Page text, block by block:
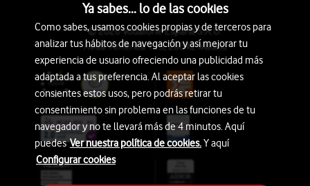
© 2026 Vodafone España S.A.U.
Avda. América 115, 28042 Madrid
Ya sabes... lo de las cookies
Como sabes, usamos cookies propias y de terceros para
analizar tus hábitos de navegación y así mejorar tu
experiencia de usuario ofreciendo una publicidad más
adaptada a tus preferencia. Al aceptar las cookies
consientes estos usos, pero podrás retirar tu
consentimiento sin problema en las funciones de tu
navegador y no te llevará más de 4 minutos. Aquí
puedesVer nuestra política de cookies.Y aquí
Configurar cookies